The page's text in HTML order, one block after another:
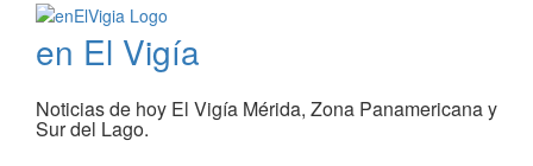
en El Vigía
Noticias de hoy El Vigía Mérida, Zona Panamericana y
Sur del Lago.